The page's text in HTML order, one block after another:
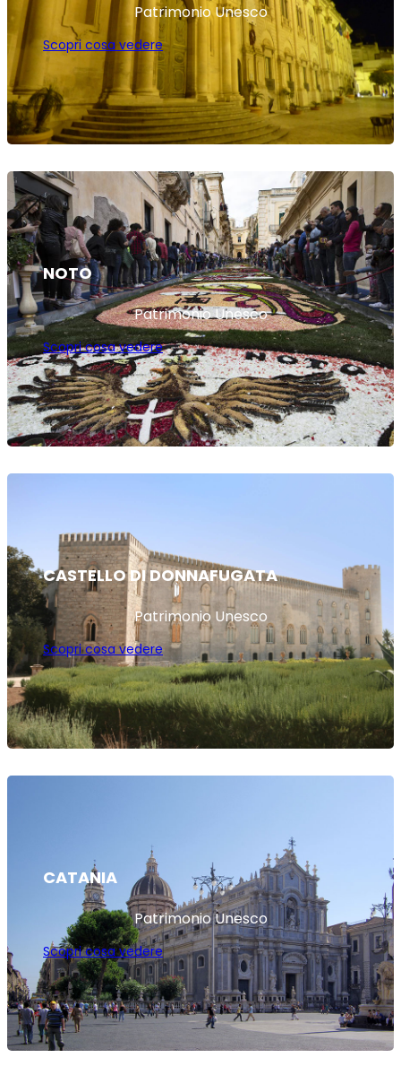
Patrimonio Unesco
Scopri cosa vedere
NOTO
Patrimonio Unesco
Scopri cosa vedere
CASTELLO DI DONNAFUGATA
Patrimonio Unesco
Scopri cosa vedere
CATANIA
Patrimonio Unesco
Scopri cosa vedere